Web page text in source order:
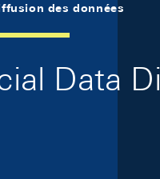
des données
Data